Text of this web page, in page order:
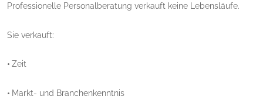
Professionelle Personalberatung verkauft keine Lebensläufe.
Sie verkauft:
• Zeit
• Markt- und Branchenkenntnis